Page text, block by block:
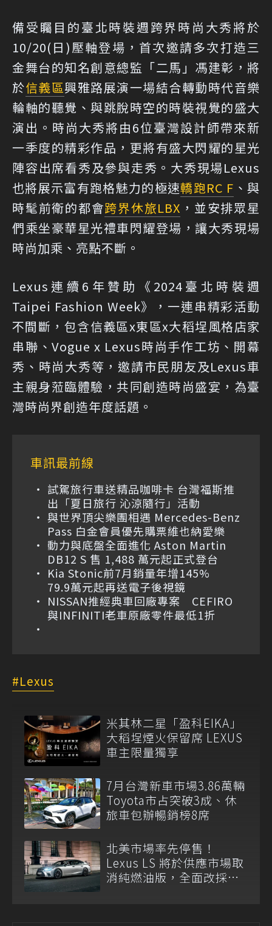
備受矚目的臺北時裝週跨界時尚大秀將於
10/20(日)壓軸登場，首次邀請多次打造三
金舞台的知名創意總監「二馬」馮建彰，將
於信義區興雅路展演一場結合轉動時代音樂
輪軸的聽覺、與跳脫時空的時裝視覺的盛大
演出。時尚大秀將由6位臺灣設計師帶來新
一季度的精彩作品，更將有盛大閃耀的星光
陣容出席看秀及參與走秀。大秀現場Lexus
也將展示富有跑格魅力的極速轎跑RC F 、與
時髦前衛的都會跨界休旅LBX ，並安排眾星
們乘坐豪華星光禮車閃耀登場，讓大秀現場
時尚加乘、亮點不斷。
Lexus連續6年贊助《2024臺北時裝週
Taipei Fashion Week》，一連串精彩活動
不間斷，包含信義區x東區x大稻埕風格店家
串聯、Vogue x Lexus時尚手作工坊、開幕
秀、時尚大秀等，邀請市民朋友及Lexus車
主親身蒞臨體驗，共同創造時尚盛宴，為臺
灣時尚界創造年度話題。
車訊最前線
試駕旅行車送精品咖啡卡 台灣福斯推
出「夏日旅行 沁涼隨行」活動
與世界頂尖樂團相遇 Mercedes-Benz
Pass 白金會員優先購票維也納愛樂
動力與底盤全面進化 Aston Martin
DB12 S 售 1,488 萬元起正式登台
Kia Stonic前7月銷量年增145%
79.9萬元起再送電子後視鏡
NISSAN推經典車回廠專案 CEFIRO
與INFINITI老車原廠零件最低1折
Lexus
米其林二星「盈科EIKA」
大稻埕煙火保留席 LEXUS
車主限量獨享
7月台灣新車市場3.86萬輛
Toyota市占突破3成、休
旅車包辦暢銷榜8席
北美市場率先停售！
Lexus LS 將於供應市場取
消純燃油版，全面改採單